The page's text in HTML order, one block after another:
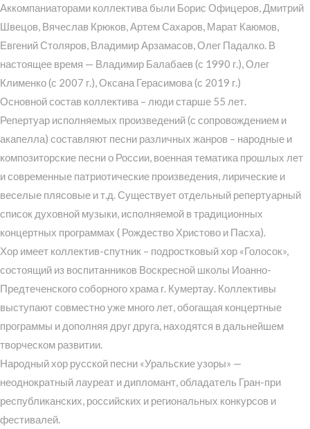
Аккомпаниаторами коллектива были Борис Офицеров, Дмитрий
Швецов, Вячеслав Крюков, Артем Сахаров, Марат Каюмов,
Евгений Столяров, Владимир Арзамасов, Олег Падалко. В
настоящее время — Владимир Балабаев (с 1990 г.), Олег
Клименко (с 2007 г.), Оксана Герасимова (с 2019 г.)
Основной состав коллектива – люди старше 55 лет.
Репертуар исполняемых произведений (с сопровождением и
акапелла) составляют песни различных жанров – народные и
композиторские песни о России, военная тематика прошлых лет
и современные патриотические произведения, лирические и
веселые плясовые и т.д. Существует отдельный репертуарный
список духовной музыки, исполняемой в традиционных
концертных программах ( Рождество Христово и Пасха).
Хор имеет коллектив-спутник – подростковый хор «Голосок»,
состоящий из воспитанников Воскресной школы Иоанно-
Предтеченского соборного храма г. Кумертау. Коллективы
выступают совместно уже много лет, обогащая концертные
программы и дополняя друг друга, находятся в дальнейшем
творческом развитии.
Народный хор русской песни «Уральские узоры» —
неоднократный лауреат и дипломант, обладатель Гран-при
республиканских, российских и региональных конкурсов и
фестивалей.